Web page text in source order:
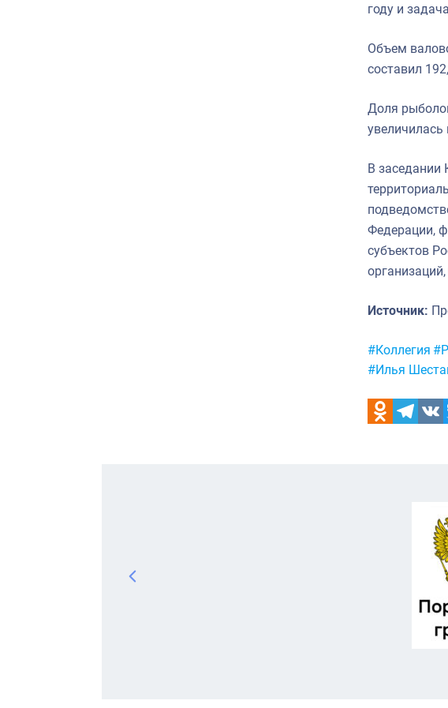
году и
Объем
составил
Доля
увеличилась
В заседании
Федерации,
субъектов
Источник:
Метки:
#Коллегия
#Илья